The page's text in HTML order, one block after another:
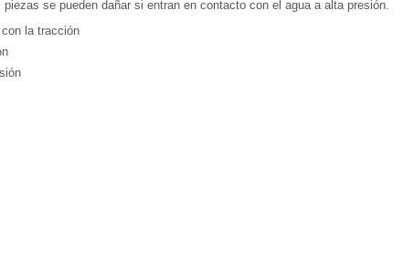
se pueden dañar si entran en contacto con el agua a alta presión.
la tracción